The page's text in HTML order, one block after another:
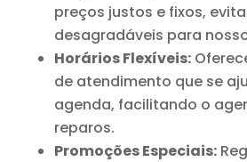
preços justos e fixos,
desagradáveis para
Horários Flexíveis:
de atendimento que se
agenda, facilitando o
reparos.
Promoções Especiais: